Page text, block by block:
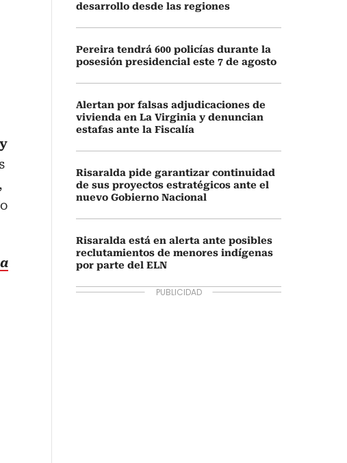
desarrollo desde las regiones
Pereira tendrá 600 policías durante la
posesión presidencial este 7 de agosto
Alertan por falsas adjudicaciones de
vivienda en La Virginia y denuncian
estafas ante la Fiscalía
Risaralda pide garantizar continuidad
de sus proyectos estratégicos ante el
nuevo Gobierno Nacional
Risaralda está en alerta ante posibles
reclutamientos de menores indígenas
por parte del ELN